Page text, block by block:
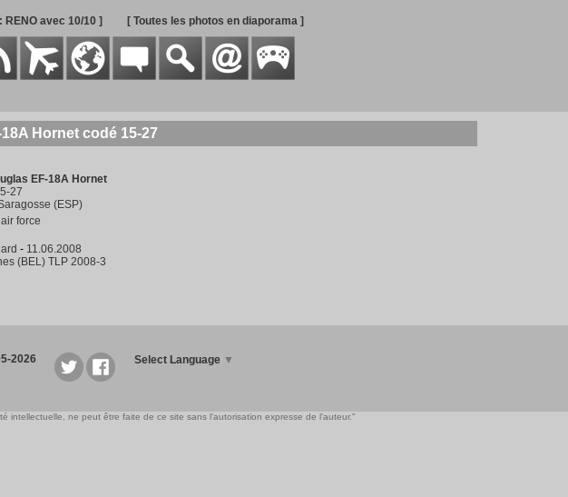
RENO avec 10/10 ] [ Toutes les photos en diaporama ]
Hornet codé 15-27
EF-18A Hornet
27
(ESP)
force
- 11.06.2008
(BEL) TLP 2008-3
2026 Select Language ▼
intellectuelle, ne peut être faite de ce site sans l'autorisation expresse de l'auteur."